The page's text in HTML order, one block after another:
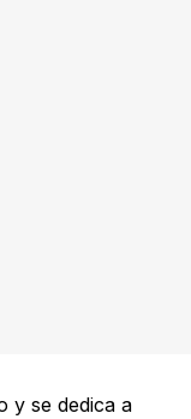
y se dedica a